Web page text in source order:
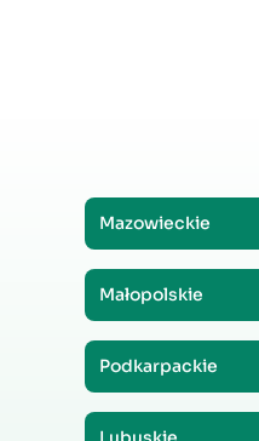
Mazowieckie
Małopolskie
Podkarpackie